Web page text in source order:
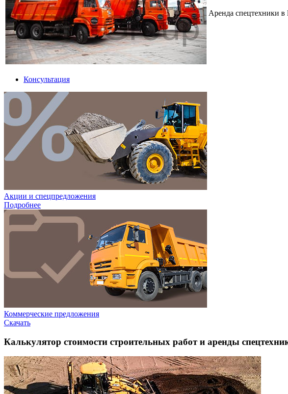
Аренда спецтехники
Консультация
Акции и спецпредложения
Подробнее
Коммерческие предложения
Скачать
Калькулятор стоимости строительных работ и аренды